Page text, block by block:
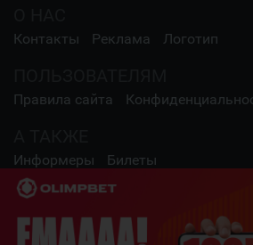
Контакты Реклама Логотип
Правила сайта
Информеры Билеты
СОЦИАЛЬНЫЕ СЕТИ